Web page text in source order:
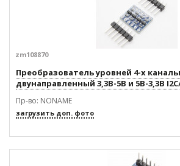
zm108870
Преобразователь уровней 4-х
двунаправленный 3,3В-5В и 5В-3,3В
Пр-во: NONAME
загрузить доп. фото